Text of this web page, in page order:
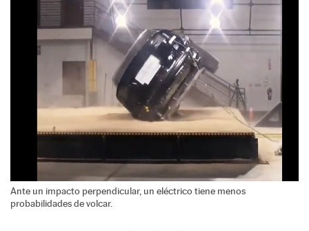
Ante un impacto perpendicular, un eléctrico tiene menos
probabilidades de volcar.